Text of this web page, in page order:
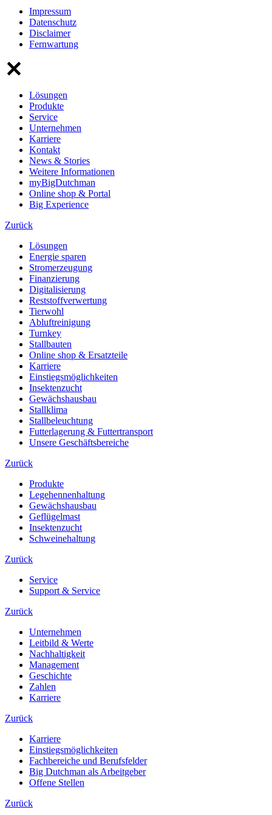
Impressum
Datenschutz
Disclaimer
Fernwartung
Lösungen
Produkte
Service
Unternehmen
Karriere
Kontakt
News & Stories
Weitere Informationen
myBigDutchman
Online shop & Portal
Big Experience
Zurück
Lösungen
Energie sparen
Stromerzeugung
Finanzierung
Digitalisierung
Reststoffverwertung
Tierwohl
Abluftreinigung
Turnkey
Stallbauten
Online shop & Ersatzteile
Karriere
Einstiegsmöglichkeiten
Insektenzucht
Gewächshausbau
Stallklima
Stallbeleuchtung
Futterlagerung & Futtertransport
Unsere Geschäftsbereiche
Zurück
Produkte
Legehennenhaltung
Gewächshausbau
Geflügelmast
Insektenzucht
Schweinehaltung
Zurück
Service
Support & Service
Zurück
Unternehmen
Leitbild & Werte
Nachhaltigkeit
Management
Geschichte
Zahlen
Karriere
Zurück
Karriere
Einstiegsmöglichkeiten
Fachbereiche und Berufsfelder
Big Dutchman als Arbeitgeber
Offene Stellen
Zurück